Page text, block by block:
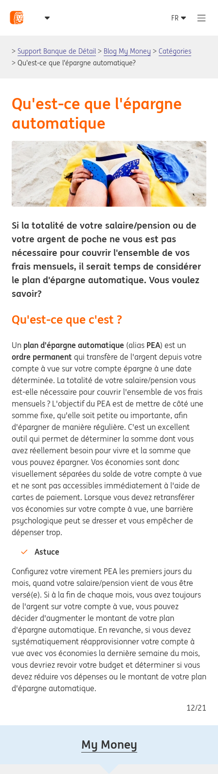
Support Banque de Détail Blog My Money
Catégories
Qu'est-ce que l'épargne automatique?
Qu'est-ce que l'épargne
automatique
Si la totalité de votre salaire/pension ou de
votre argent de poche ne vous est pas
nécessaire pour couvrir l'ensemble de vos
frais mensuels, il serait temps de considérer
le plan d'épargne automatique. Vous voulez
savoir?
Qu'est-ce que c'est ?
Un plan d'épargne automatique (alias PEA) est un
ordre permanent qui transfère de l'argent depuis votre
compte à vue sur votre compte épargne à une date
déterminée. La totalité de votre salaire/pension vous
est-elle nécessaire pour couvrir l'ensemble de vos frais
mensuels ? L'objectif du PEA est de mettre de côté une
somme fixe, qu'elle soit petite ou importante, afin
d'épargner de manière régulière. C'est un excellent
outil qui permet de déterminer la somme dont vous
avez réellement besoin pour vivre et la somme que
vous pouvez épargner. Vos économies sont donc
visuellement séparées du solde de votre compte à vue
et ne sont pas accessibles immédiatement à l'aide de
cartes de paiement. Lorsque vous devez retransférer
vos économies sur votre compte à vue, une barrière
psychologique peut se dresser et vous empêcher de
dépenser trop.
Astuce
Configurez votre virement PEA les premiers jours du
mois, quand votre salaire/pension vient de vous être
versé(e). Si à la fin de chaque mois, vous avez toujours
de l'argent sur votre compte à vue, vous pouvez
décider d'augmenter le montant de votre plan
d'épargne automatique. En revanche, si vous devez
systématiquement réapprovisionner votre compte à
vue avec vos économies la dernière semaine du mois,
vous devriez revoir votre budget et déterminer si vous
devez réduire vos dépenses ou le montant de votre plan
d'épargne automatique.
12/21
My Money